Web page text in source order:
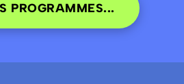
PROGRAMMES...